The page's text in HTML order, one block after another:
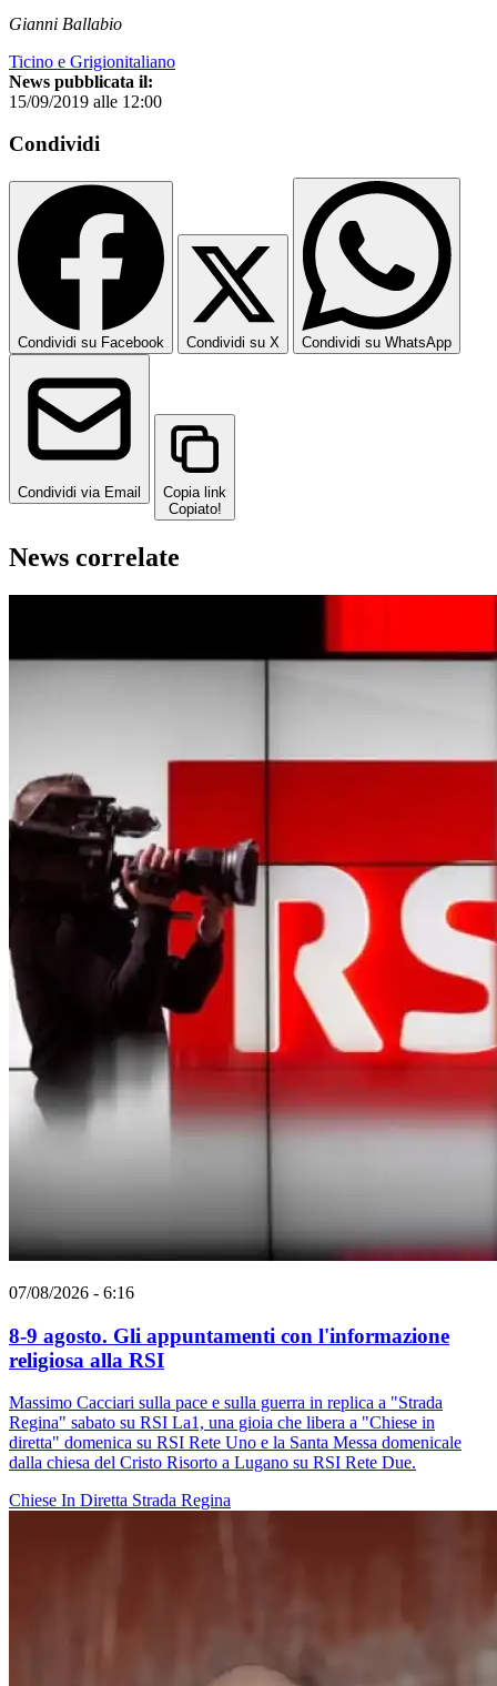
Gianni Ballabio
Ticino e Grigionitaliano
News pubblicata il:
15/09/2019 alle 12:00
Condividi
Condividi su Facebook Condividi su X Condividi su WhatsApp
Condividi via Email
Copia link
Copiato!
News correlate
07/08/2026 - 6:16
8-9 agosto. Gli appuntamenti con l'informazione
religiosa alla RSI
Massimo Cacciari sulla pace e sulla guerra in replica a "Strada
Regina" sabato su RSI La1, una gioia che libera a "Chiese in
diretta" domenica su RSI Rete Uno e la Santa Messa domenicale
dalla chiesa del Cristo Risorto a Lugano su RSI Rete Due.
Chiese In Diretta Strada Regina